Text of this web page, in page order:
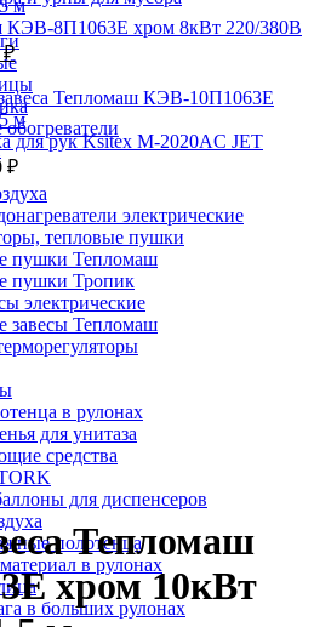
электрические
тепловые пушки
пушки Тепломаш
пушки Тропик
электрические
завесы Тепломаш
в рулонах
для унитаза
средства
для диспенсеров
полотенца
в рулонах
в больших рулонах
КЭВ-8П1063E хром 8кВт 220/380В
₽
для рук Ksitex M-2020AC JET
₽
Тепломаш
хром 10кВт